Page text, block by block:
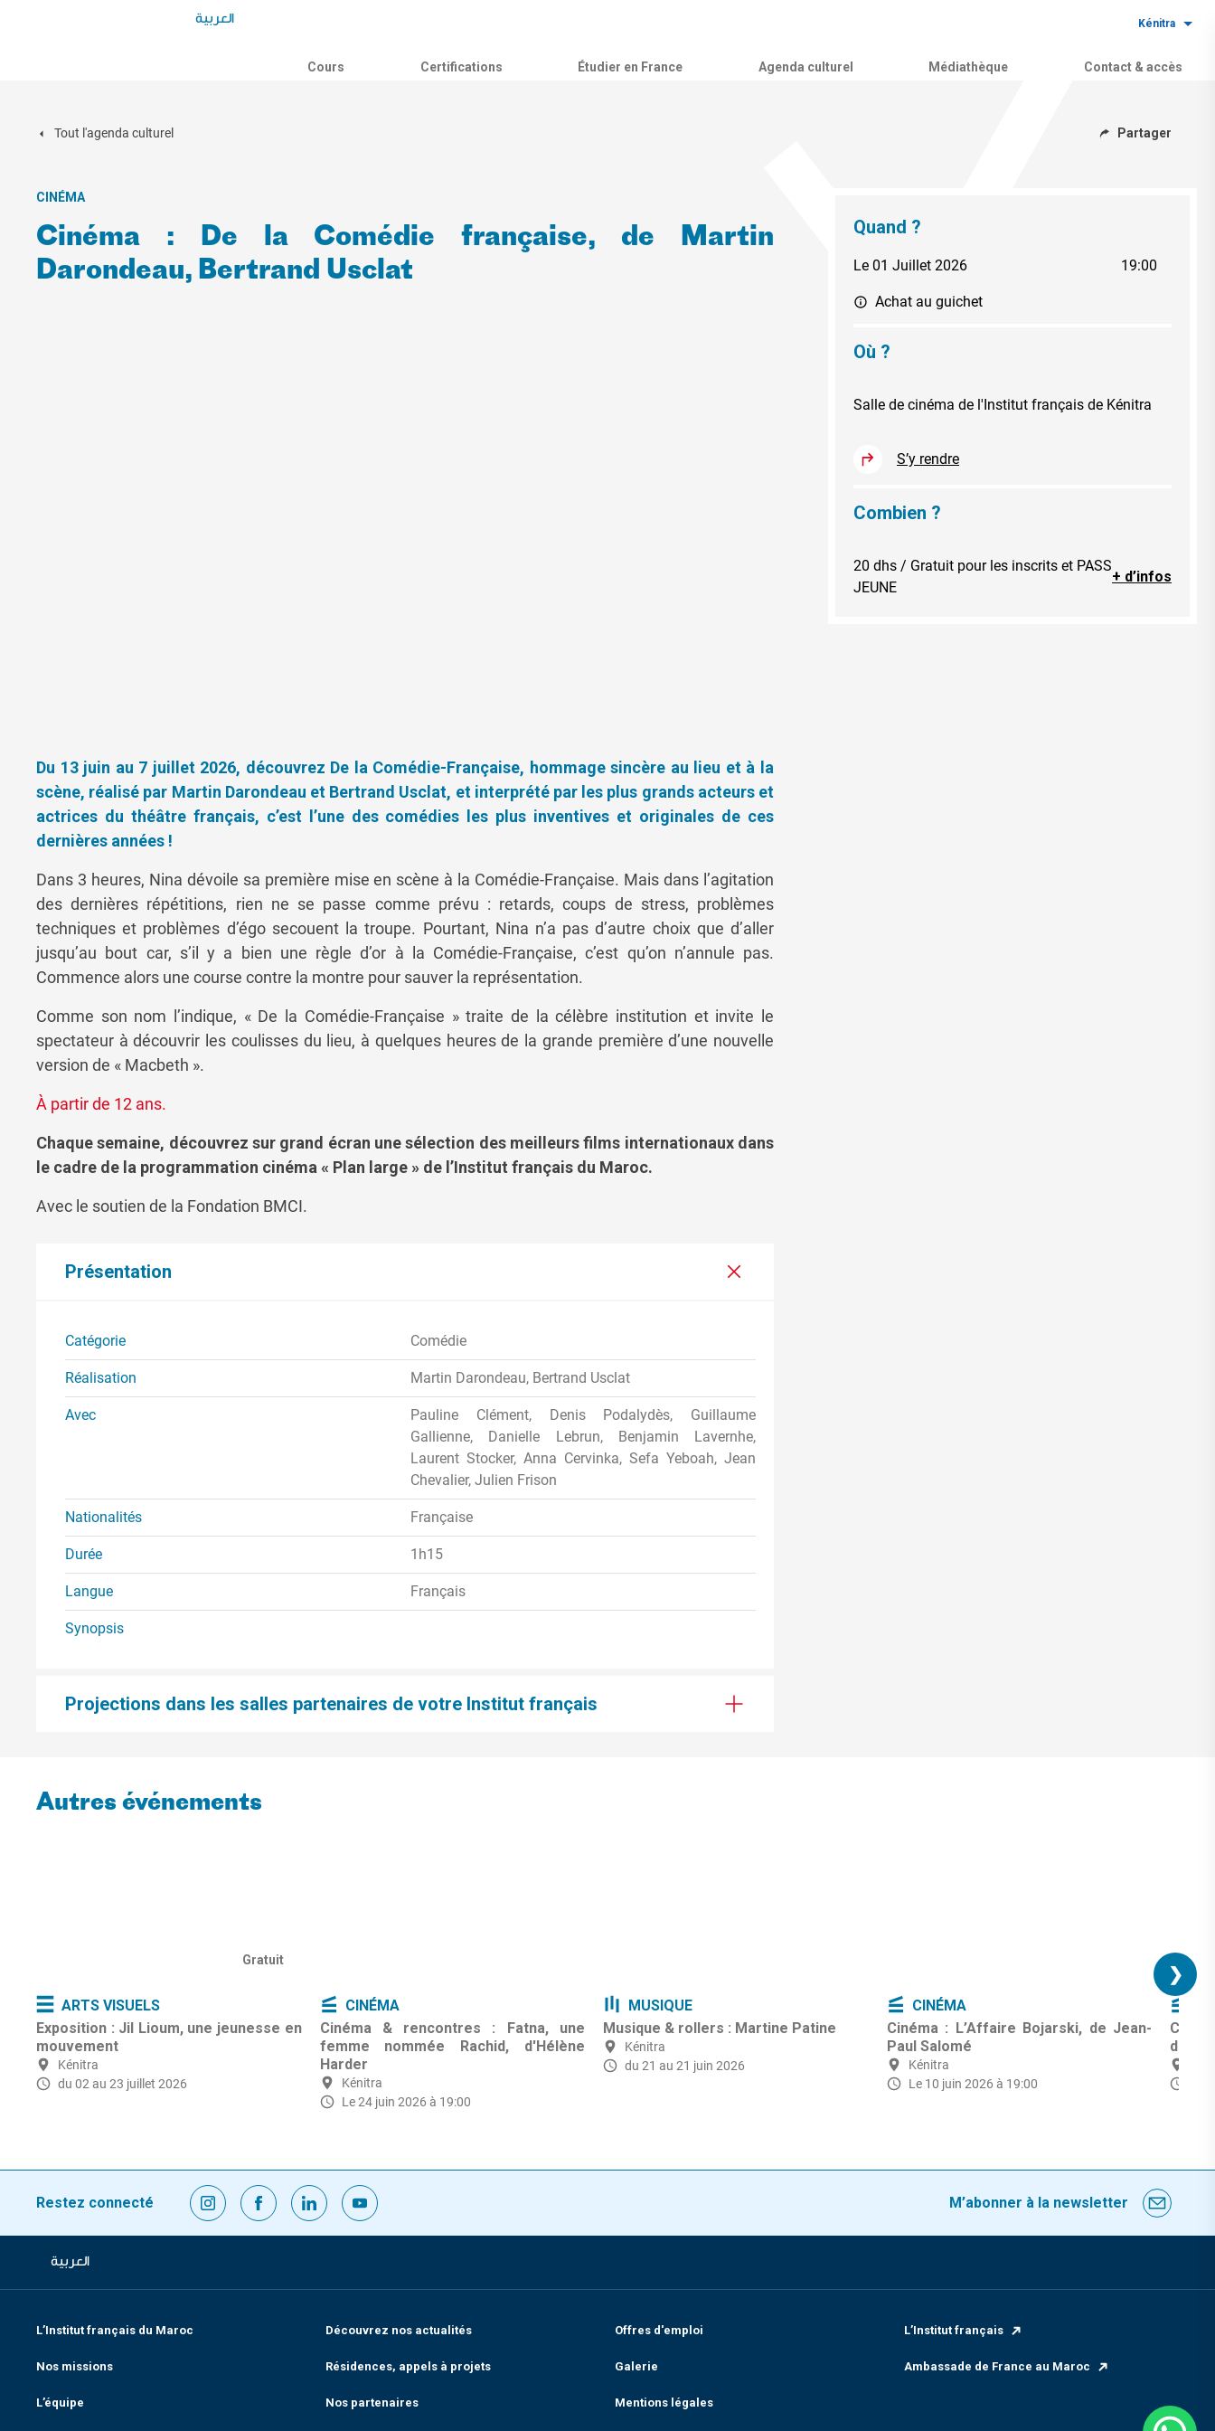
العربية Kénitra
Cours Certifications Étudier en France Agenda culturel Médiathèque Contact & accès
Tout l'agenda culturel Partager
CINÉMA
Cinéma : De la Comédie française, de Martin
Darondeau, Bertrand Usclat
Du 13 juin au 7 juillet 2026, découvrez De la Comédie-Française, hommage sincère au lieu et à la
scène, réalisé par Martin Darondeau et Bertrand Usclat, et interprété par les plus grands acteurs et
actrices du théâtre français, c’est l’une des comédies les plus inventives et originales de ces
dernières années !
Dans 3 heures, Nina dévoile sa première mise en scène à la Comédie-Française. Mais dans l’agitation
des dernières répétitions, rien ne se passe comme prévu : retards, coups de stress, problèmes
techniques et problèmes d’égo secouent la troupe. Pourtant, Nina n’a pas d’autre choix que d’aller
jusqu’au bout car, s’il y a bien une règle d’or à la Comédie-Française, c’est qu’on n’annule pas.
Commence alors une course contre la montre pour sauver la représentation.
Comme son nom l’indique, « De la Comédie-Française » traite de la célèbre institution et invite le
spectateur à découvrir les coulisses du lieu, à quelques heures de la grande première d’une nouvelle
version de « Macbeth ».
À partir de 12 ans.
Chaque semaine, découvrez sur grand écran une sélection des meilleurs films internationaux dans
le cadre de la programmation cinéma « Plan large » de l’Institut français du Maroc.
Avec le soutien de la Fondation BMCI.
Présentation
Catégorie Comédie
Réalisation Martin Darondeau, Bertrand Usclat
Avec
Pauline Clément, Denis Podalydès, Guillaume
Gallienne, Danielle Lebrun, Benjamin Lavernhe,
Laurent Stocker, Anna Cervinka, Sefa Yeboah, Jean
Chevalier, Julien Frison
Nationalités Française
Durée 1h15
Langue Français
Synopsis
Projections dans les salles partenaires de votre Institut français
Quand ?
Le 01 Juillet 2026 19:00
Achat au guichet
Où ?
Salle de cinéma de l'Institut français de Kénitra
S’y rendre
Combien ?
20 dhs / Gratuit pour les inscrits et PASS
JEUNE
+ d’infos
Autres événements
Gratuit
ARTS VISUELS
Exposition : Jil Lioum, une jeunesse en
mouvement
Kénitra
du 02 au 23 juillet 2026
CINÉMA
Cinéma & rencontres : Fatna, une
femme nommée Rachid, d'Hélène
Harder
Kénitra
Le 24 juin 2026 à 19:00
MUSIQUE
Musique & rollers : Martine Patine
Kénitra
du 21 au 21 juin 2026
CINÉMA
Cinéma : L’Affaire Bojarski, de Jean-
Paul Salomé
Kénitra
Le 10 juin 2026 à 19:00
de
❯
Restez connecté M’abonner à la newsletter
العربية
L’Institut français du Maroc
Nos missions
L’équipe
Découvrez nos actualités
Résidences, appels à projets
Nos partenaires
Offres d'emploi
Galerie
Mentions légales
L’Institut français
Ambassade de France au Maroc